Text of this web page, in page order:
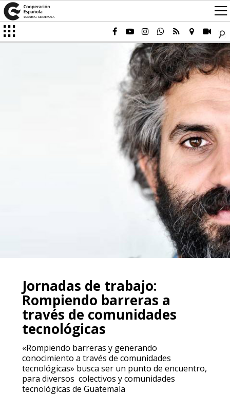
Jornadas de trabajo:
Rompiendo barreras a
través de comunidades
tecnológicas
«Rompiendo barreras y generando
conocimiento a través de comunidades
tecnológicas» busca ser un punto de encuentro,
para diversos colectivos y comunidades
tecnológicas de Guatemala